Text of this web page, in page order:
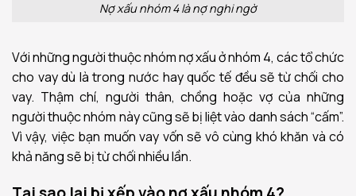
Nợ xấu nhóm 4 là nợ nghi ngờ
Với những người thuộc nhóm nợ xấu ở nhóm 4, các tổ chức
cho vay dù là trong nước hay quốc tế đều sẽ từ chối cho
vay. Thậm chí, người thân, chồng hoặc vợ của những
người thuộc nhóm này cũng sẽ bị liệt vào danh sách “cấm”.
Vì vậy, việc bạn muốn vay vốn sẽ vô cùng khó khăn và có
khả năng sẽ bị từ chối nhiều lần.